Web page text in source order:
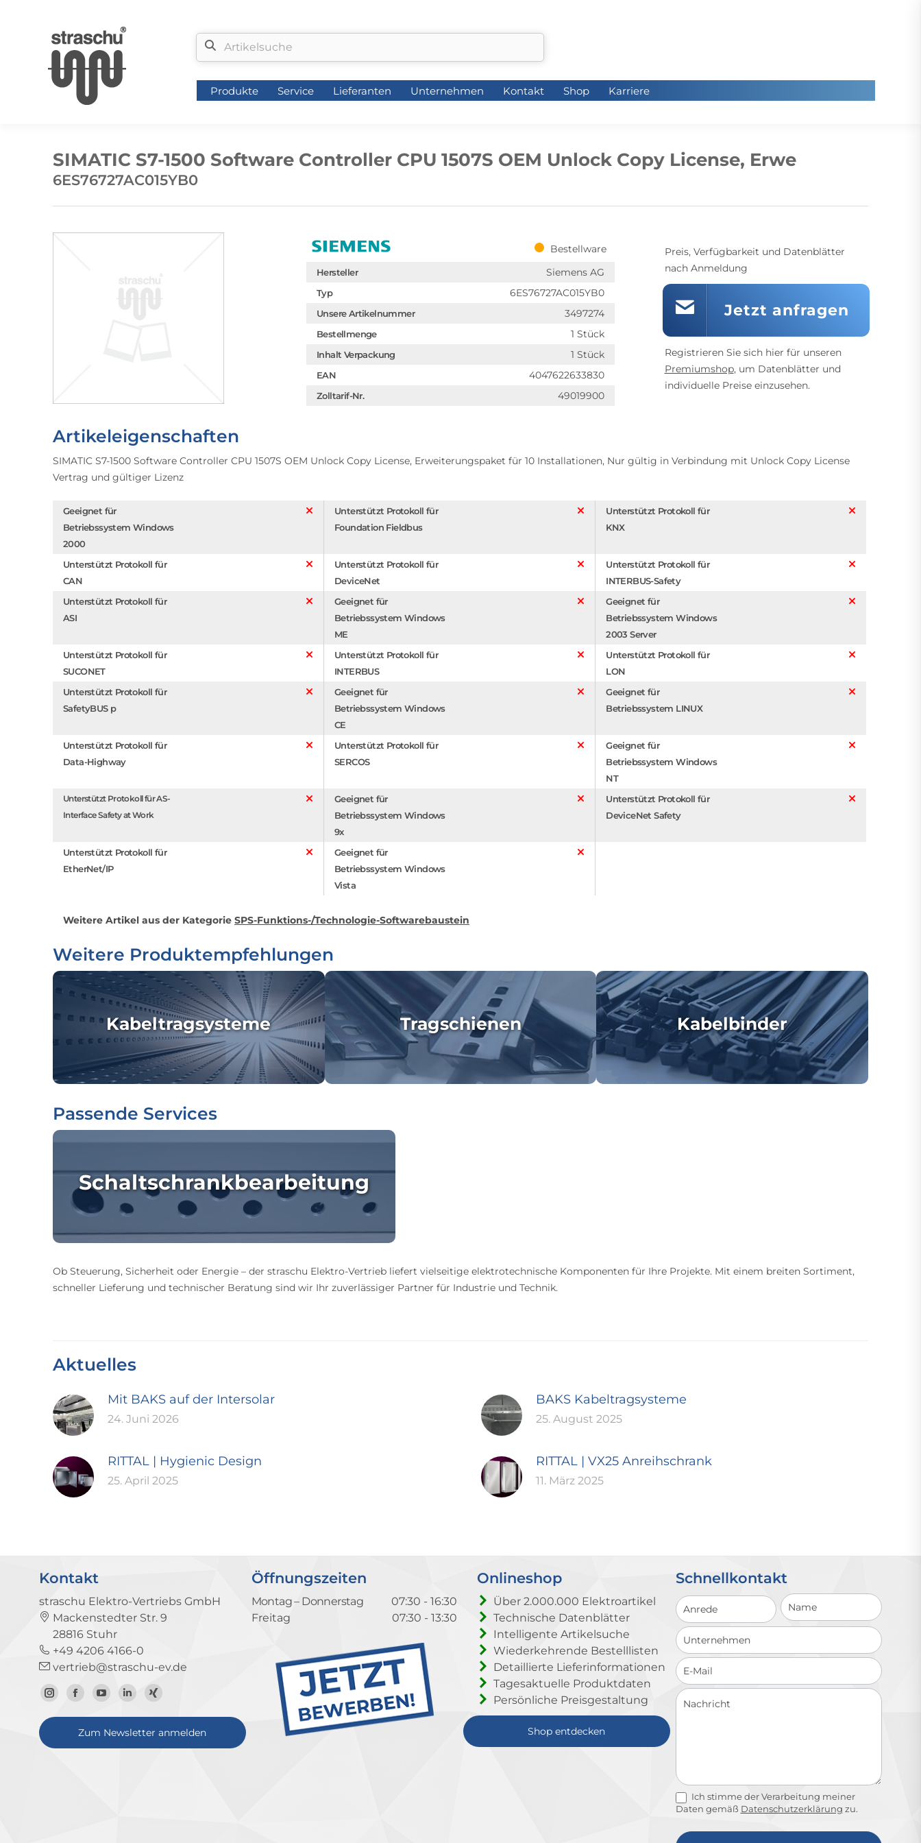
Produkte Service Lieferanten Unternehmen Kontakt Shop Karriere
SIMATIC S7-1500 Software Controller CPU 1507S OEM Unlock Copy License, Erwe
6ES76727AC015YB0
Bestellware
Hersteller Siemens AG
Typ 6ES76727AC015YB0
Unsere Artikelnummer 3497274
Bestellmenge 1 Stück
Inhalt Verpackung 1 Stück
EAN 4047622633830
Zolltarif-Nr. 49019900
Preis, Verfügbarkeit und Datenblätter
nach Anmeldung
Jetzt anfragen
Registrieren Sie sich hier für unseren
Premiumshop, um Datenblätter und
individuelle Preise einzusehen.
Artikeleigenschaften
SIMATIC S7-1500 Software Controller CPU 1507S OEM Unlock Copy License, Erweiterungspaket für 10 Installationen, Nur gültig in Verbindung mit Unlock Copy License
Vertrag und gültiger Lizenz
Geeignet für
Betriebssystem Windows
2000
Unterstützt Protokoll für
Foundation Fieldbus
Unterstützt Protokoll für
KNX
Unterstützt Protokoll für
CAN
Unterstützt Protokoll für
DeviceNet
Unterstützt Protokoll für
INTERBUS-Safety
Unterstützt Protokoll für
ASI
Geeignet für
Betriebssystem Windows
ME
Geeignet für
Betriebssystem Windows
2003 Server
Unterstützt Protokoll für
SUCONET
Unterstützt Protokoll für
INTERBUS
Unterstützt Protokoll für
LON
Unterstützt Protokoll für
SafetyBUS p
Geeignet für
Betriebssystem Windows
CE
Geeignet für
Betriebssystem LINUX
Unterstützt Protokoll für
Data-Highway
Unterstützt Protokoll für
SERCOS
Geeignet für
Betriebssystem Windows
NT
Unterstützt Protokoll für AS-
Interface Safety at Work
Geeignet für
Betriebssystem Windows
9x
Unterstützt Protokoll für
DeviceNet Safety
Unterstützt Protokoll für
EtherNet/IP
Geeignet für
Betriebssystem Windows
Vista
Weitere Artikel aus der Kategorie SPS-Funktions-/Technologie-Softwarebaustein
Weitere Produktempfehlungen
Kabeltragsysteme Tragschienen Kabelbinder
Passende Services
Schaltschrankbearbeitung
Ob Steuerung, Sicherheit oder Energie – der straschu Elektro-Vertrieb liefert vielseitige elektrotechnische Komponenten für Ihre Projekte. Mit einem breiten Sortiment,
schneller Lieferung und technischer Beratung sind wir Ihr zuverlässiger Partner für Industrie und Technik.
Aktuelles
Mit BAKS auf der Intersolar
24. Juni 2026
BAKS Kabeltragsysteme
25. August 2025
RITTAL | Hygienic Design
25. April 2025
RITTAL | VX25 Anreihschrank
11. März 2025
Kontakt
straschu Elektro-Vertriebs GmbH
Mackenstedter Str. 9
28816 Stuhr
+49 4206 4166-0
vertrieb@straschu-ev.de
Zum
Instagram-
Zur
Facebook-
Seite
Zum
YouTube-
Kanal
Zum
LinkedIn-
Profil
Zum
Xing-
Profil
Zum Newsletter anmelden
Öffnungszeiten
Montag – Donnerstag
07:30 - 16:30
Freitag
07:30 - 13:30
Onlineshop
Über 2.000.000 Elektroartikel
Technische Datenblätter
Intelligente Artikelsuche
Wiederkehrende Bestelllisten
Detaillierte Lieferinformationen
Tagesaktuelle Produktdaten
Persönliche Preisgestaltung
Shop entdecken
Schnellkontakt
Schnellkontakt
Ich stimme der Verarbeitung meiner
Daten gemäß Datenschutzerklärung zu.
Produkte Service Lieferanten Unternehmen Kontakt